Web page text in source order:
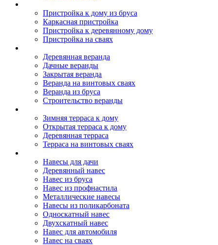
Пристройка к дому из бруса
Каркасная пристройка
Пристройка к деревянному дому
Пристройка на сваях
Деревянная веранда
Дачные веранды
Закрытая веранда
Веранда на винтовых сваях
Веранда из бруса
Строительство веранды
Зимняя терраса к дому
Открытая терраса к дому
Деревянная терраса
Терраса на винтовых сваях
Навесы для дачи
Деревянный навес
Навес из бруса
Навес из профнастила
Металлические навесы
Навесы из поликарбоната
Односкатный навес
Двухскатный навес
Навес для автомобиля
Навес на сваях